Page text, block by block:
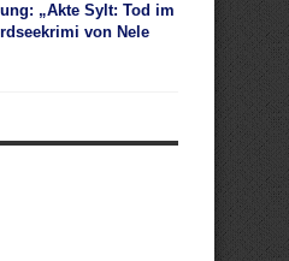
„Akte Sylt: Tod im
von Nele